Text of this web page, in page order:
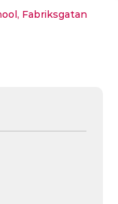
Fabriksgatan